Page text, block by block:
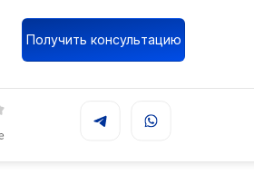
Получить консультацию